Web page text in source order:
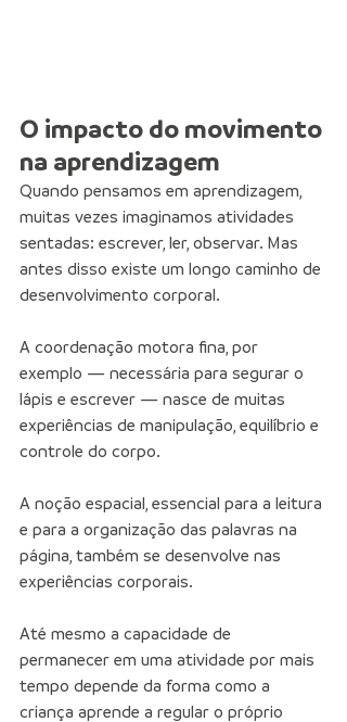
O impacto do movimento
na aprendizagem
Quando pensamos em aprendizagem,
muitas vezes imaginamos atividades
sentadas: escrever, ler, observar. Mas
antes disso existe um longo caminho de
desenvolvimento corporal.
A coordenação motora fina, por
exemplo — necessária para segurar o
lápis e escrever — nasce de muitas
experiências de manipulação, equilíbrio e
controle do corpo.
A noção espacial, essencial para a leitura
e para a organização das palavras na
página, também se desenvolve nas
experiências corporais.
Até mesmo a capacidade de
permanecer em uma atividade por mais
tempo depende da forma como a
criança aprende a regular o próprio